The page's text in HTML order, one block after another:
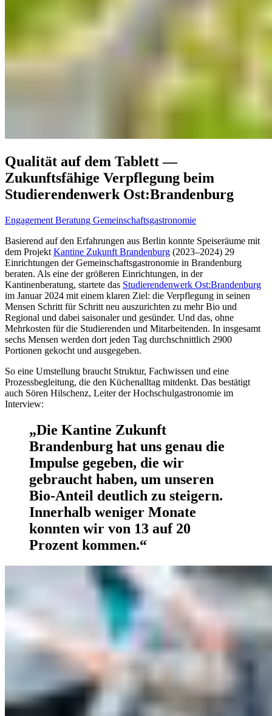
Qualität auf dem Tablett —
Zukunftsfähige Verpflegung beim
Studierendenwerk Ost:Brandenburg
Engagement Beratung Gemeinschaftsgastronomie
Basierend auf den Erfahrungen aus Berlin konnte Speiseräume mit
dem Projekt Kantine Zukunft Brandenburg (2023–2024) 29
Einrichtungen der Gemeinschaftsgastronomie in Brandenburg
beraten. Als eine der größeren Einrichtungen, in der
Kantinenberatung, startete das Studierendenwerk Ost:Brandenburg
im Januar 2024 mit einem klaren Ziel: die Verpflegung in seinen
Mensen Schritt für Schritt neu auszurichten zu mehr Bio und
Regional und dabei saisonaler und gesünder. Und das, ohne
Mehrkosten für die Studierenden und Mitarbeitenden. In insgesamt
sechs Mensen werden dort jeden Tag durchschnittlich 2900
Portionen gekocht und ausgegeben.
So eine Umstellung braucht Struktur, Fachwissen und eine
Prozessbegleitung, die den Küchenalltag mitdenkt. Das bestätigt
auch Sören Hilschenz, Leiter der Hochschulgastronomie im
Interview:
„Die Kantine Zukunft
Brandenburg hat uns genau die
Impulse gegeben, die wir
gebraucht haben, um unseren
Bio-Anteil deutlich zu steigern.
Innerhalb weniger Monate
konnten wir von 13 auf 20
Prozent kommen.“